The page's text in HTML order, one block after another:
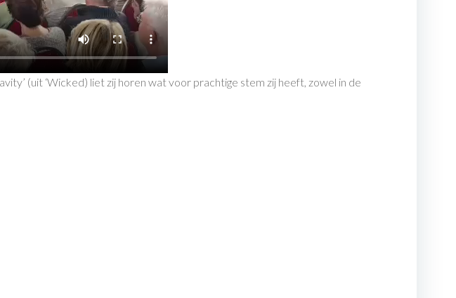
(uit ‘Wicked) liet zij horen wat voor prachtige stem zij heeft, zowel in de